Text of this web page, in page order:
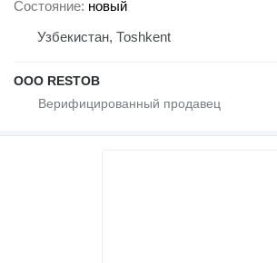
Состояние новый
Узбекистан, Тоshkent
OOO RESTOB